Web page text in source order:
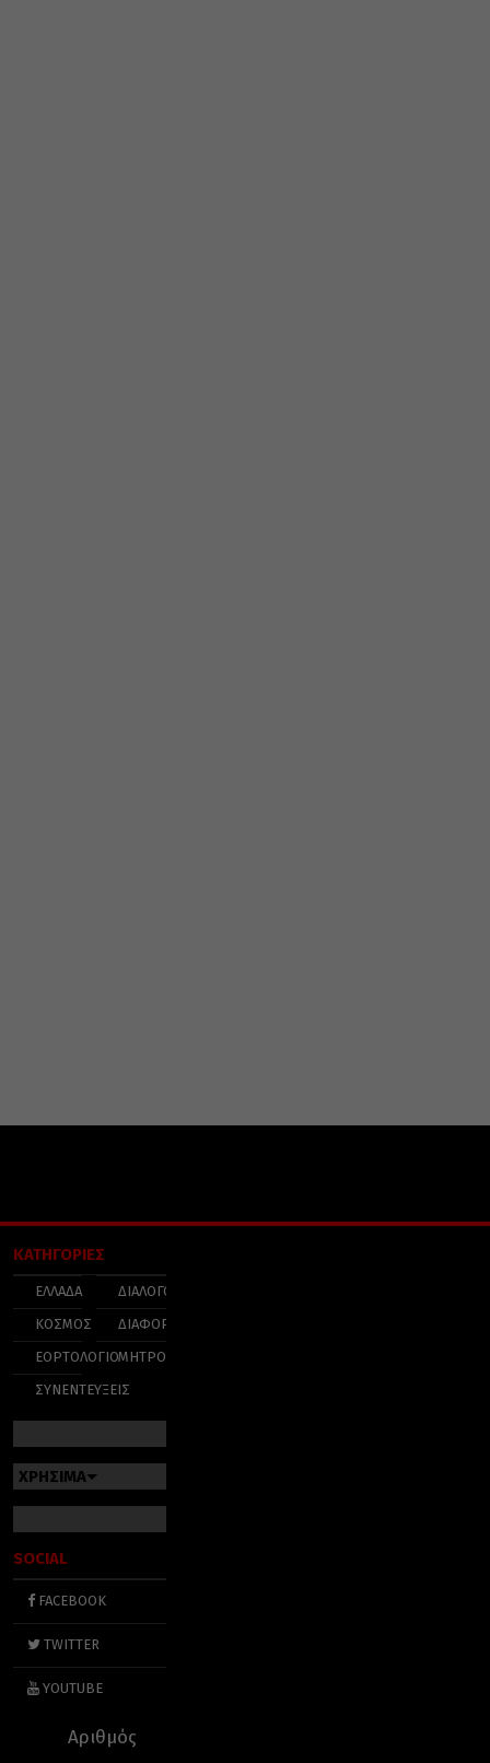
ΚΑΤΗΓΟΡΙΕΣ
ΕΛΛΑΔΑ
ΚΟΣΜΟΣ
ΕΟΡΤΟΛΟΓΙΟ
ΣΥΝΕΝΤΕΥΞΕΙΣ
ΔΙΑΛΟΓΟΣ
ΔΙΑΦΟΡΑ
ΜΗΤΡΟΠΟΛΕΙΣ
ΧΡΗΣΙΜΑ
SOCIAL
FACEBOOK
TWITTER
YOUTUBE
Αριθμός